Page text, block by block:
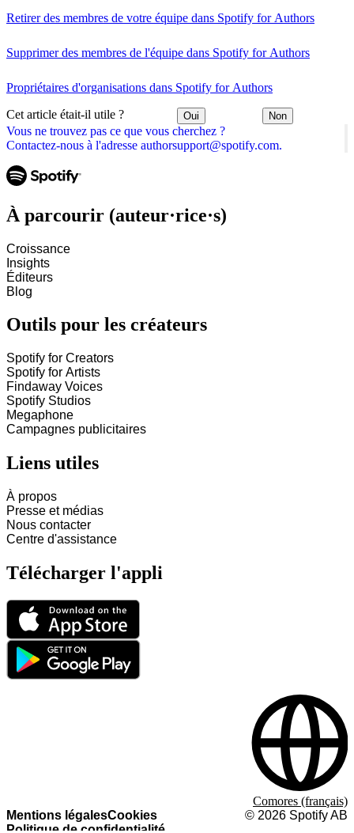
Vous ne trouvez pas ce que vous cherchez ?
Contactez-nous à l'adresse authorsupport@spotify.com.
Retirer des membres de votre équipe dans Spotify for Authors
Supprimer des membres de l'équipe dans Spotify for Authors
Propriétaires d'organisations dans Spotify for Authors
Cet article était-il utile ? Oui Non
À parcourir (auteur·rice·s)
Croissance
Insights
Éditeurs
Blog
Outils pour les créateurs
Spotify for Creators
Spotify for Artists
Findaway Voices
Spotify Studios
Megaphone
Campagnes publicitaires
Liens utiles
À propos
Presse et médias
Nous contacter
Centre d'assistance
Télécharger l'appli
Mentions légalesCookies
Politique de confidentialité
© 2026 Spotify AB
Comores (français)